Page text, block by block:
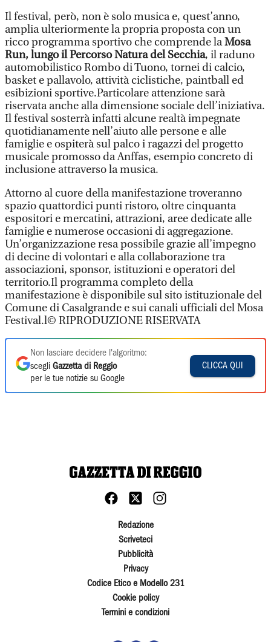
Il festival, però, non è solo musica e, quest’anno,
amplia ulteriormente la propria proposta con un
ricco programma sportivo che comprende laMosa
Run, lungo il Percorso Natura del Secchia, il raduno
automobilistico Rombo di Tuono, tornei di calcio,
basket e pallavolo, attività ciclistiche, paintball ed
esibizioni sportive.Particolare attenzione sarà
riservata anche alla dimensione sociale dell’iniziativa.
Il festival sosterrà infatti alcune realtà impegnate
quotidianamente nell’aiuto alle persone e alle
famiglie e ospiterà sul palco i ragazzi del progetto
musicale promosso da Anffas, esempio concreto di
inclusione attraverso la musica.
Attorno al cuore della manifestazione troveranno
spazio quattordici punti ristoro, oltre cinquanta
espositori e mercatini, attrazioni, aree dedicate alle
famiglie e numerose occasioni di aggregazione.
Un’organizzazione resa possibile grazie all’impegno
di decine di volontari e alla collaborazione tra
associazioni, sponsor, istituzioni e operatori del
territorio.Il programma completo della
manifestazione è disponibile sul sito istituzionale del
Comune di Casalgrande e sui canali ufficiali del Mosa
Festival.l© RIPRODUZIONE RISERVATA
Non lasciare decidere l'algoritmo:
scegli Gazzetta di Reggio
per le tue notizie su Google
CLICCA QUI
Redazione
Scriveteci
Pubblicità
Privacy
Codice Etico e Modello 231
Cookie policy
Termini e condizioni